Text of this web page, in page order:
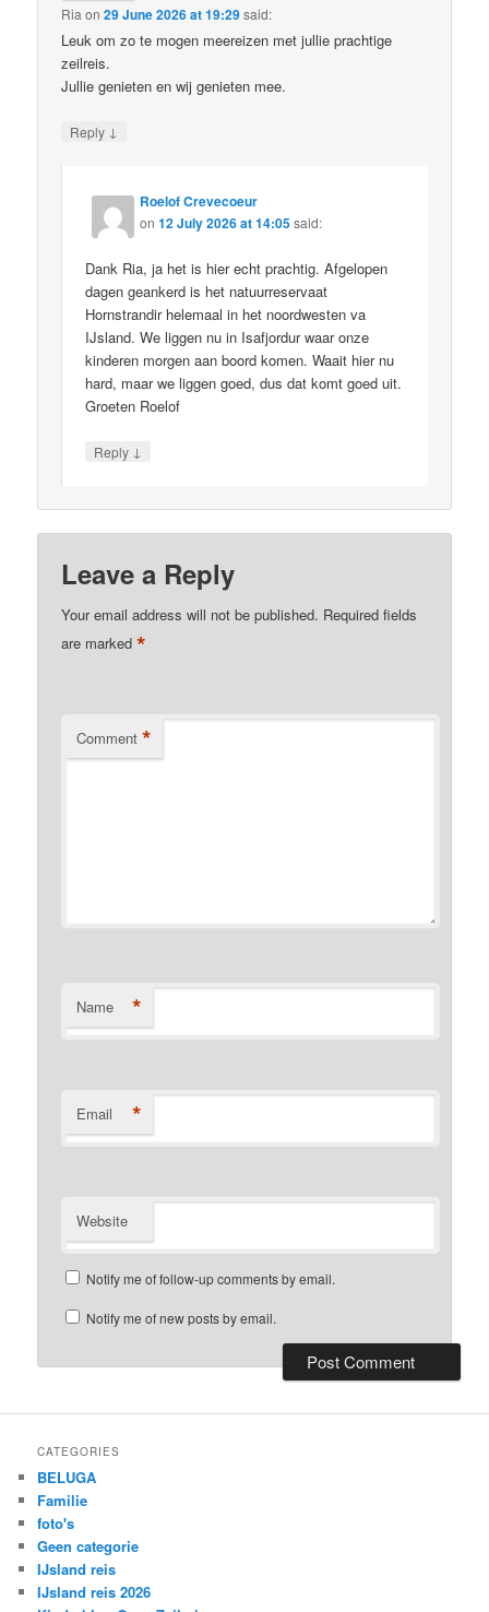
Ria on29 June 2026 at 19:29said:
Leuk om zo te mogen meereizen met jullie prachtige
zeilreis.
Jullie genieten en wij genieten mee.
Reply ↓
Roelof Crevecoeur
on12 July 2026 at 14:05said:
Dank Ria, ja het is hier echt prachtig. Afgelopen
dagen geankerd is het natuurreservaat
Hornstrandir helemaal in het noordwesten va
IJsland. We liggen nu in Isafjordur waar onze
kinderen morgen aan boord komen. Waait hier nu
hard, maar we liggen goed, dus dat komt goed uit.
Groeten Roelof
Reply ↓
Leave a Reply
Your email address will not be published. Required fields
are marked*
Comment *
Name *
Email *
Website
Notify me of follow-up comments by email.
Notify me of new posts by email.
CATEGORIES
BELUGA
Familie
foto's
Geen categorie
IJsland reis
IJsland reis 2026